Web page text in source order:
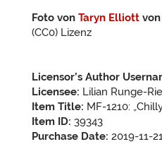
Foto von Taryn Elliottvon
(CC0) Lizenz
Licensor’s Author
Licensee: Lilian Runge-
Item Title: MF-1210:
Item ID: 39343
Purchase Date: 2019-11-